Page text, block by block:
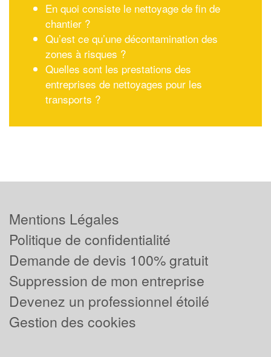
En quoi consiste le nettoyage de fin de
chantier ?
Qu’est ce qu’une décontamination des
zones à risques ?
Quelles sont les prestations des
entreprises de nettoyages pour les
transports ?
Mentions Légales
Politique de confidentialité
Demande de devis 100% gratuit
Suppression de mon entreprise
Devenez un professionnel étoilé
Gestion des cookies